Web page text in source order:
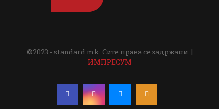
©2023 - standard.mk. Сите права се задржани. |
ИМПРЕСУМ